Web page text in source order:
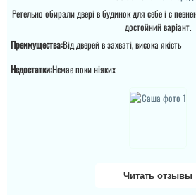
Ретельно обирали двері в будинок для себе і с
достойний варіант.
Преимущества:Від дверей в захваті, висока якість
Недостатки:Немає поки ніяких
Читать отзывы